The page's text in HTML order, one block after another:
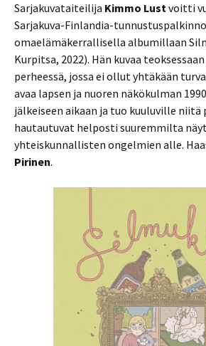
Sarjakuvataiteilija Kimmo Lustvoitti
Sarjakuva-Finlandia-
omaelämäkerrallisella albumillaan
Kurpitsa, 2022). Hän kuvaa
perheessä, jossa ei ollut yhtäkään
avaa lapsen ja nuoren näkökulman
jälkeiseen aikaan ja tuo kuuluville niitä
hautautuvat helposti suuremmilta
yhteiskunnallisten ongelmien alle.
Pirinen.